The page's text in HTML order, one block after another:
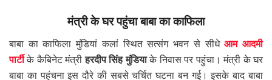
मंत्री के घर पहुंचा बाबा का काफिला
बाबा का काफिला मुंडियां कलां स्थित सत्संग भवन से सीधेआम आदमी
पार्टीके कैबिनेट मंत्रीहरदीप सिंह मुंडियाके निवास पर पहुंचा। मंत्री के घर
बाबा का पहुंचना इस दौरे की सबसे चर्चित घटना बन गई। इसके बाद बाबा